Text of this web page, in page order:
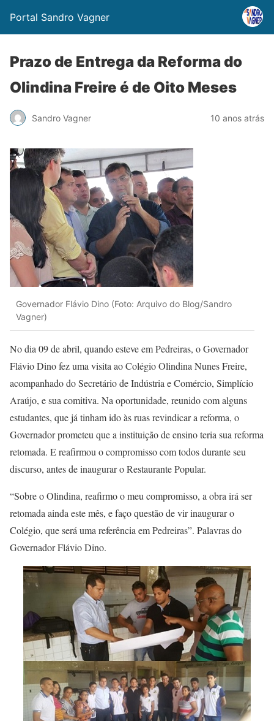
Portal Sandro Vagner
Prazo de Entrega da Reforma do
Olindina Freire é de Oito Meses
Sandro Vagner 10 anos atrás
Governador Flávio Dino (Foto: Arquivo do Blog/Sandro
Vagner)
No dia 09 de abril, quando esteve em Pedreiras, o Governador
Flávio Dino fez uma visita ao Colégio Olindina Nunes Freire,
acompanhado do Secretário de Indústria e Comércio, Simplício
Araújo, e sua comitiva. Na oportunidade, reunido com alguns
estudantes, que já tinham ido às ruas revindicar a reforma, o
Governador prometeu que a instituição de ensino teria sua reforma
retomada. E reafirmou o compromisso com todos durante seu
discurso, antes de inaugurar o Restaurante Popular.
“Sobre o Olindina, reafirmo o meu compromisso, a obra irá ser
retomada ainda este mês, e faço questão de vir inaugurar o
Colégio, que será uma referência em Pedreiras”. Palavras do
Governador Flávio Dino.